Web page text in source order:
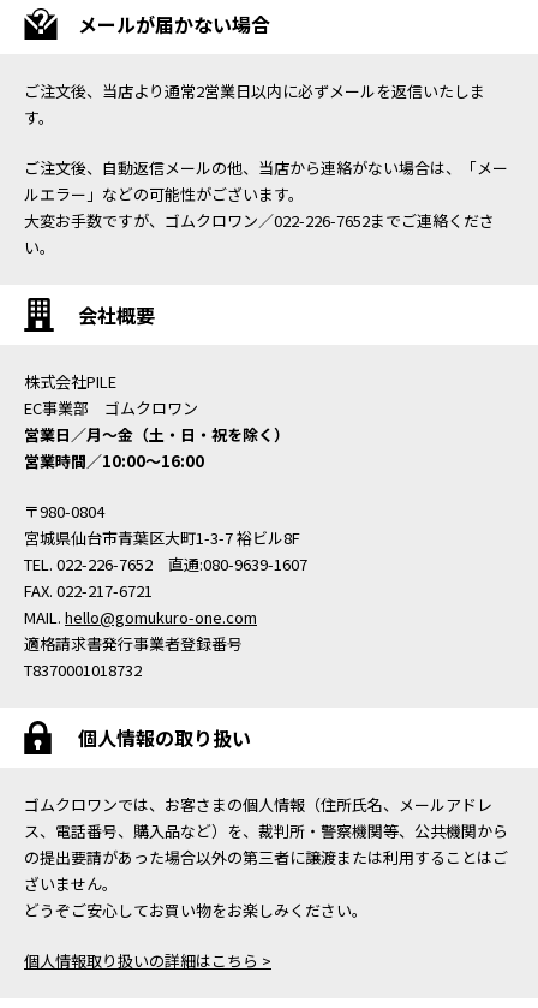
メールが届かない場合
ご注文後、当店より通常2営業日以内に必ずメールを返信いたしま
す。
ご注文後、自動返信メールの他、当店から連絡がない場合は、「メー
ルエラー」などの可能性がございます。
大変お手数ですが、ゴムクロワン／022-226-7652までご連絡くださ
い。
会社概要
株式会社PILE
EC事業部 ゴムクロワン
営業日／月〜金（土・日・祝を除く）
営業時間／10:00〜16:00
〒980-0804
宮城県仙台市青葉区大町1-3-7 裕ビル8F
TEL. 022-226-7652 直通:080-9639-1607
FAX. 022-217-6721
MAIL. hello@gomukuro-one.com
適格請求書発行事業者登録番号
T8370001018732
個人情報の取り扱い
ゴムクロワンでは、お客さまの個人情報（住所氏名、メールアドレ
ス、電話番号、購入品など）を、裁判所・警察機関等、公共機関から
の提出要請があった場合以外の第三者に譲渡または利用することはご
ざいません。
どうぞご安心してお買い物をお楽しみください。
個人情報取り扱いの詳細はこちら >